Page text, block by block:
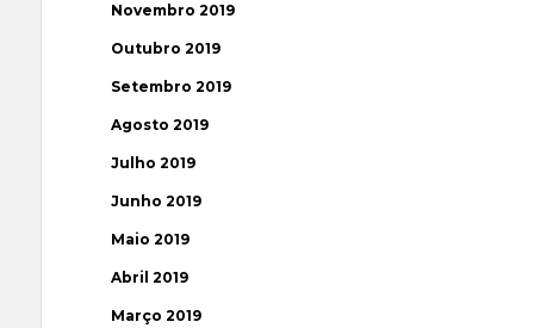
Novembro 2019
Outubro 2019
Setembro 2019
Agosto 2019
Julho 2019
Junho 2019
Maio 2019
Abril 2019
Março 2019